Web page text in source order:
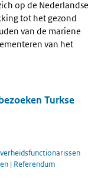
op de Nederlandse
tot het gezond
van de mariene
van het
Turkse
| Referendum